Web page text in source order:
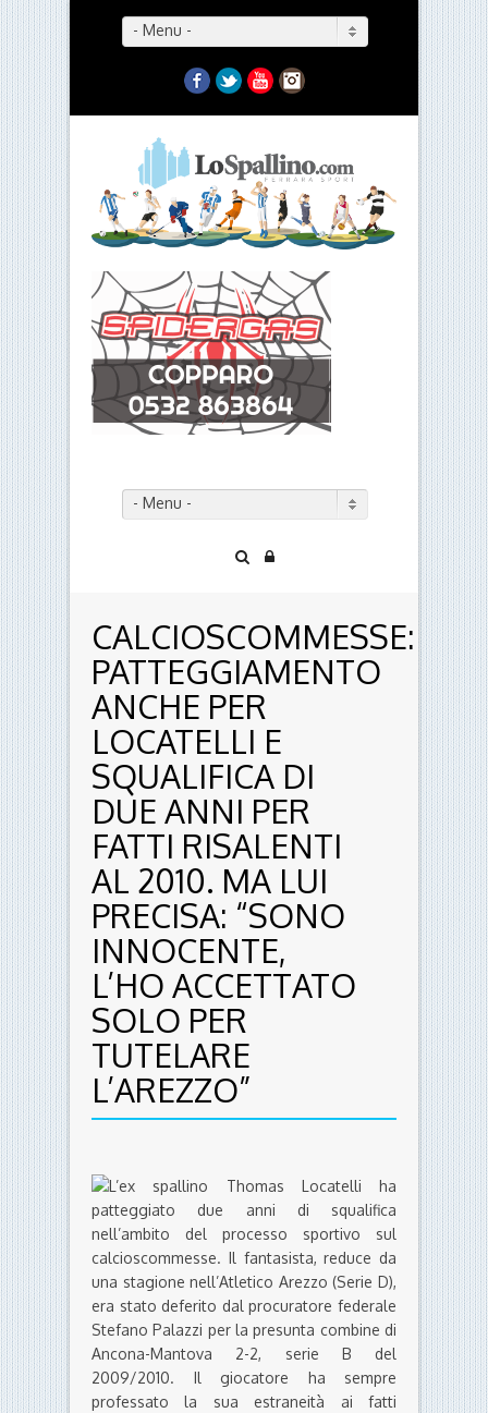
- Menu -
Facebook
TwitterYouTubeInstagram
- Menu -
CALCIOSCOMMESSE:
PATTEGGIAMENTO
ANCHE PER
LOCATELLI E
SQUALIFICA DI
DUE ANNI PER
FATTI RISALENTI
AL 2010. MA LUI
PRECISA: “SONO
INNOCENTE,
L’HO ACCETTATO
SOLO PER
TUTELARE
L’AREZZO”
L’ex spallino Thomas Locatelli ha
patteggiato due anni di squalifica
nell’ambito del processo sportivo sul
calcioscommesse. Il fantasista, reduce da
una stagione nell’Atletico Arezzo (Serie D),
era stato deferito dal procuratore federale
Stefano Palazzi per la presunta combine di
Ancona-Mantova 2-2, serie B del
2009/2010. Il giocatore ha sempre
professato la sua estraneità ai fatti